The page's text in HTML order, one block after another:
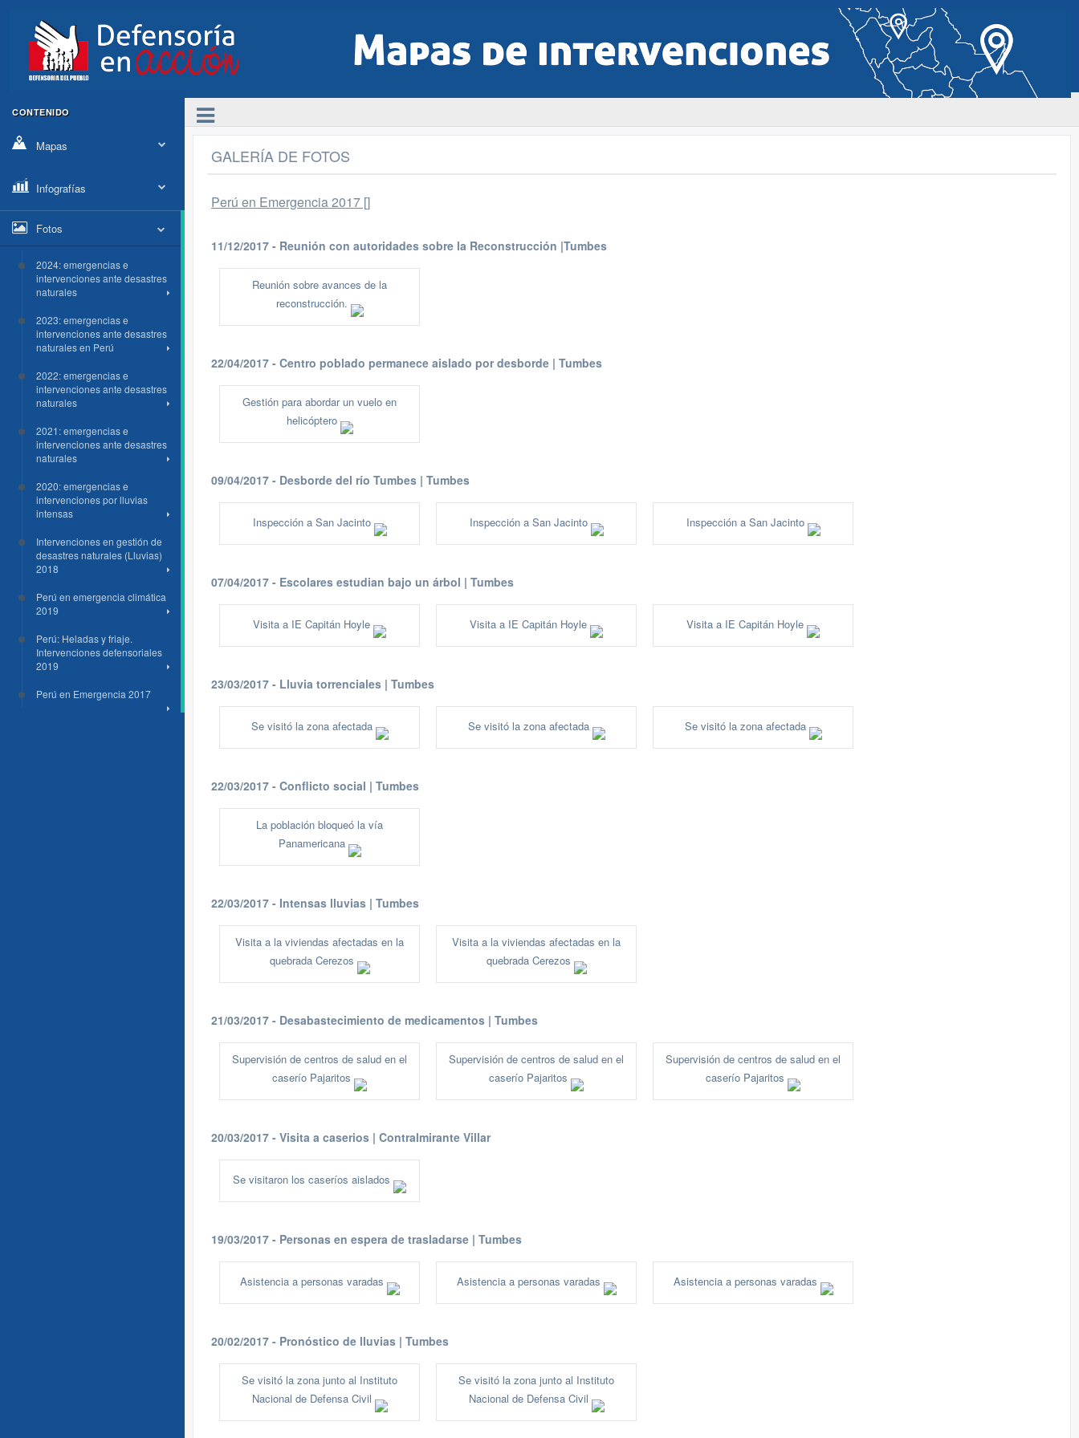
CONTENIDO
Mapas
Infografías
Fotos
2024: emergencias e
intervenciones ante desastres
naturales
2023: emergencias e
intervenciones ante desastres
naturales en Perú
2022: emergencias e
intervenciones ante desastres
naturales
2021: emergencias e
intervenciones ante desastres
naturales
2020: emergencias e
intervenciones por lluvias
intensas
Intervenciones en gestión de
desastres naturales (Lluvias)
2018
Perú en emergencia climática
2019
Perú: Heladas y friaje.
Intervenciones defensoriales
2019
Perú en Emergencia 2017
GALERÍA DE FOTOS
Perú en Emergencia 2017 []
11/12/2017 - Reunión con autoridades sobre la Reconstrucción |Tumbes
Reunión sobre avances de la
reconstrucción.
22/04/2017 - Centro poblado permanece aislado por desborde | Tumbes
Gestión para abordar un vuelo en
helicóptero
09/04/2017 - Desborde del río Tumbes | Tumbes
Inspección a San Jacinto Inspección a San Jacinto Inspección a San Jacinto
07/04/2017 - Escolares estudian bajo un árbol | Tumbes
Visita a IE Capitán Hoyle Visita a IE Capitán Hoyle Visita a IE Capitán Hoyle
23/03/2017 - Lluvia torrenciales | Tumbes
Se visitó la zona afectada Se visitó la zona afectada Se visitó la zona afectada
22/03/2017 - Conflicto social | Tumbes
La población bloqueó la vía
Panamericana
22/03/2017 - Intensas lluvias | Tumbes
Visita a la viviendas afectadas en la
quebrada Cerezos
Visita a la viviendas afectadas en la
quebrada Cerezos
21/03/2017 - Desabastecimiento de medicamentos | Tumbes
Supervisión de centros de salud en el
caserío Pajaritos
Supervisión de centros de salud en el
caserío Pajaritos
Supervisión de centros de salud en el
caserío Pajaritos
20/03/2017 - Visita a caserios | Contralmirante Villar
Se visitaron los caseríos aislados
19/03/2017 - Personas en espera de trasladarse | Tumbes
Asistencia a personas varadas Asistencia a personas varadas Asistencia a personas varadas
20/02/2017 - Pronóstico de lluvias | Tumbes
Se visitó la zona junto al Instituto
Nacional de Defensa Civil
Se visitó la zona junto al Instituto
Nacional de Defensa Civil